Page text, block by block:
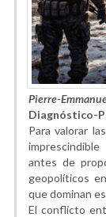
Pierre-
Diagnóstico-
Para valorar
antes de
geopolíticos
que dominan
El conflicto